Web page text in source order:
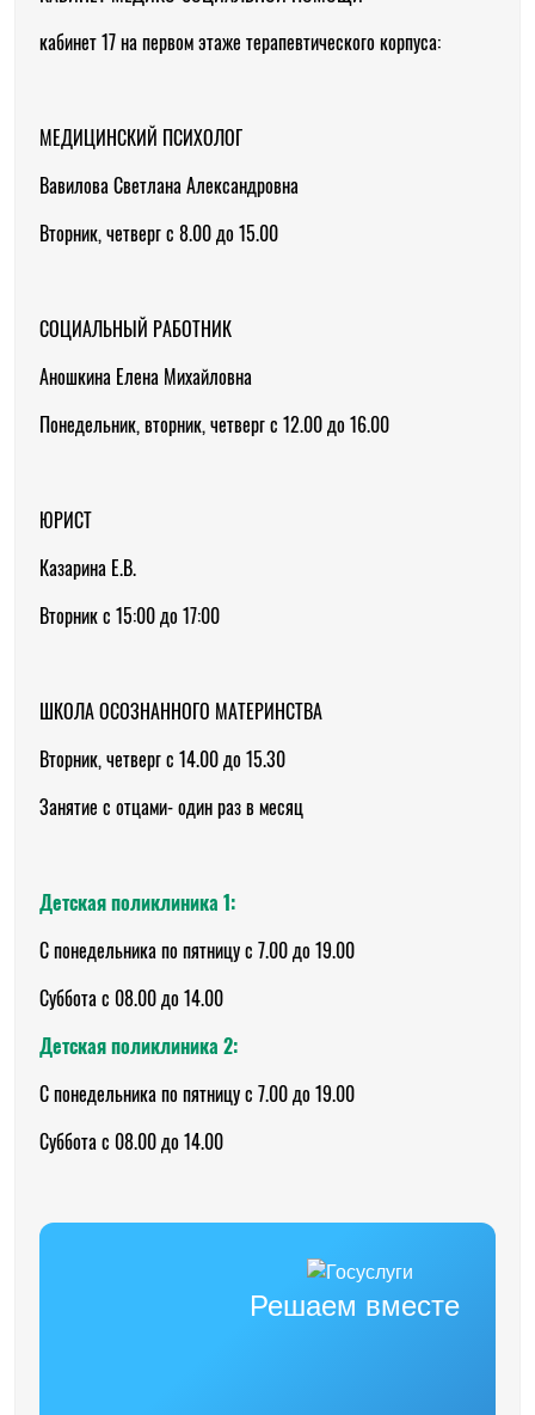
кабинет 17 на первом этаже терапевтического корпуса:
МЕДИЦИНСКИЙ ПСИХОЛОГ
Вавилова Светлана Александровна
Вторник, четверг с 8.00 до 15.00
СОЦИАЛЬНЫЙ РАБОТНИК
Аношкина Елена Михайловна
Понедельник, вторник, четверг с 12.00 до 16.00
ЮРИСТ
Казарина Е.В.
Вторник с 15:00 до 17:00
ШКОЛА ОСОЗНАННОГО МАТЕРИНСТВА
Вторник, четверг с 14.00 до 15.30
Занятие с отцами- один раз в месяц
Детская поликлиника 1:
С понедельника по пятницу с 7.00 до 19.00
Суббота с 08.00 до 14.00
Детская поликлиника 2:
С понедельника по пятницу с 7.00 до 19.00
Суббота с 08.00 до 14.00
Решаем вместе